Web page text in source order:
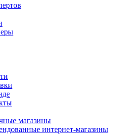
магазины
интернет-магазины